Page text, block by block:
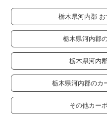
栃木県河内郡 お
栃木県河内郡
栃木県河内
栃木県河内郡のカ
その他カー